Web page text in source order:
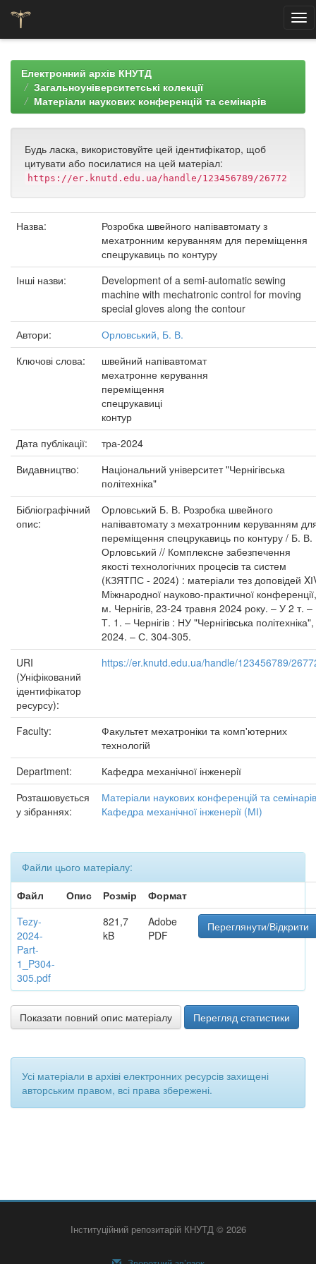
navigationЕлектронний архів КНУТД
Загальноуніверситетські колекції
Матеріали наукових конференцій та семінарів
Будь ласка, використовуйте цей ідентифікатор, щоб
цитувати або посилатися на цей матеріал:
https://er.knutd.edu.ua/handle/123456789/26772
Назва:
Розробка швейного напівавтомату з
мехатронним керуванням для переміщення
спецрукавиць по контуру
Інші назви:
Development of a semi-automatic sewing
machine with mechatronic control for moving
special gloves along the contour
Автори:
Орловський, Б. В.
Ключові слова:
швейний напівавтомат
мехатронне керування
переміщення
спецрукавиці
контур
Дата публікації:
тра-2024
Видавництво:
Національний університет "Чернігівська
політехніка"
Бібліографічний
опис:
Орловський Б. В. Розробка швейного
напівавтомату з мехатронним керуванням
переміщення спецрукавиць по контуру / Б. В.
Орловський // Комплексне забезпечення
якості технологічних процесів та систем
(КЗЯТПС - 2024) : матеріали тез доповідей
Міжнародної науково-практичної конференції,
м. Чернігів, 23-24 травня 2024 року. – У 2 т. –
Т. 1. – Чернігів : НУ "Чернігівська політехніка",
2024. – С. 304-305.
URI
(Уніфікований
ідентифікатор
ресурсу):
https://er.knutd.edu.ua/handle/123456789/
Faculty:
Факультет мехатроніки та комп'ютерних
технологій
Department:
Кафедра механічної інженерії
Розташовується
у зібраннях:
Матеріали наукових конференцій та семінарів
Кафедра механічної інженерії (МІ)
Файли цього матеріалу:
Файл
Опис Розмір
Формат
Tezy-
2024-
Part-
1_P304-
305.pdf
821,7
kB
Adobe
PDF
Переглянути/Відкрити
Показати повний опис матеріалу Перегляд статистики
Усі матеріали в архіві електронних ресурсів захищені
авторським правом, всі права збережені.
Інституційний репозитарій КНУТД © 2026